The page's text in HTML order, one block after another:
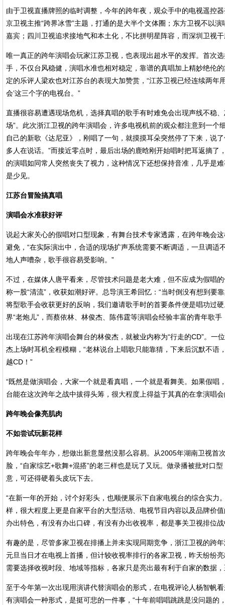
由于卫视直播牌照的临时调整，今年的跨年夜，观众手中的电视遥控
京卫视主推“跨界冰雪”主题，打通的是大半个文体圈；东方卫视不以
嘉宾；四川卫视追求接地气和本土化，不比拼明星阵容，而深圳卫视
唯一真正的跨年演唱会玩家江苏卫视，也表现出超水平的发挥。首次
手，不仅台风稳健，演唱水准也相对稳定，靠谱的真唱加上精妙绝伦
定的乐评人梁欢也对江苏台的表现大加赞赏，“江苏卫视已经连续两年
会’这三个字的电视台。”
直播很容易遭遇现场危机，选择真唱的歌手有时难免会出现声线不稳
场”。此次浙江卫视的跨年演唱会，许多电视机前的观众都注意到一
自己的新歌《达尼亚》，刚唱了一句，就摸摸耳朵突然停了下来，说
多人在说话。”而接近零点时，最后出场的鹿晗刚开始唱时把耳返摘
的演唱如同常人突然丧失了视力，这种情况下还想保持音准，几乎是
是少见。
江苏台冒险搞真唱
演唱会水准获好评
说起大家关心的假唱对口型现象，有舞台技术专家透露，在跨年晚会
避免，“在实际演出中，合适的现场扩声系统需要不断调适，一旦调
地人声嘈杂，歌手很容易受影响。”
不过，在媒体人唐平看来，尽管技术问题是老大难，但不应成为假唱
称一股“清流”，收获如潮好评。总导演王希回忆：“当时倒没有想到
将型歌手会收获更好的反响，我们邀请歌手时的首要条件便是唱功过
界“老炮儿”，而蔡依林、林俊杰、陈伟霆等演唱会经验丰富的青年歌
出现在江苏跨年演唱会舞台的林俊杰，就被业内称为“行走的CD”。
杰上场时耳机全程模糊，“老林说台上唱歌只能靠猜，下来后沉默不
越CD！”
“既然是做演唱会，大家一个就是看真唱，一个就是看舞美。如果假
台能在这次跨年之战中拔得头筹，很大程度上得益于其真的在拿演唱
跨年晚会像亮肌肉
不如尝试玩新花样
跨年晚会年年办，想做出新意显然没那么容易。从2005年湖南卫视首
脸，“自家综艺+歌舞+混搭”的老三样也是玩了又玩。做录播被批对口
意，可还得硬着头皮玩下去。
“在新一年的开始，讨个好彩头，也顺便展示下自家电视台的综合实
样，很大程度上更是自家平台的大型活动、电视节目内容以及品牌价
办出特色，有没有办出口碑，有没有办出收视率，都是事关卫视排位
有趣的是，尽管多家卫视在排播上并未实现同期竞争，浙江卫视的跨
元旦当日才在电视上首播，但计较收视率排行的各家卫视，昨天纷纷
需要选择收视时段、地域等指标，各家只是亮出最有利于自家的数据
至于今年第一次出现用演讲代替演唱会的形式，在电视评论人杨智帆
有演唱会一种形式，是挺可悲的一件事，“十年前唱唱跳跳是没问题的